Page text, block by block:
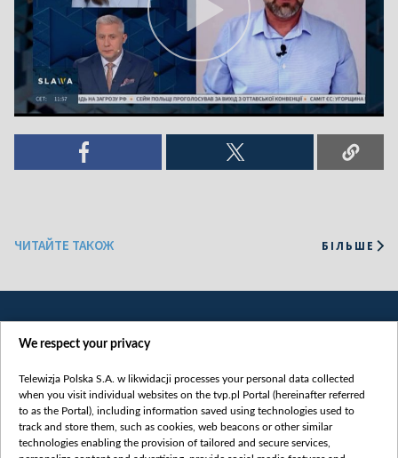
ЧИТАЙТЕ ТАКОЖ БІЛЬШЕ
Категорії
We respect your privacy
Telewizja Polska S.A. w likwidacji processes your personal data collected
when you visit individual websites on the tvp.pl Portal (hereinafter referred
to as the Portal), including information saved using technologies used to
track and store them, such as cookies, web beacons or other similar
technologies enabling the provision of tailored and secure services,